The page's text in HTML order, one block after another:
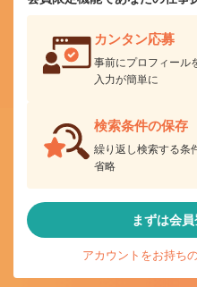
カンタン応募
事前にプロフィール
入力が簡単に
検索条件の保存
繰り返し検索する条
省略
まずは会員
アカウントをお持ち